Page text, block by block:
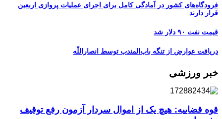
فرودگاه‌های کشور در آمادگی کامل برای اجرای عملیات پروازی اربعین
قرار دارند
قیمت نفت ۹۰ دلار شد
دریافت عوارض از تنگه باب‌المندب توسط انصاراللّه
خبر ورزشی
قوه قضاییه: هیچ یک از اموال سردار آزمون رفع توقیف